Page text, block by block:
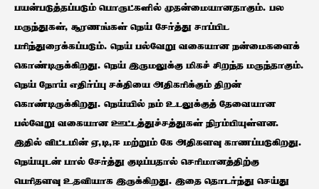
பயன்படுத்தப்படும் பொருட்களில் முதன்மையானதாகும். பல
மருந்துகள், சூரணங்கள் நெய் சேர்த்து சாப்பிட
பரிந்துரைக்கப்படும். நெய் பல்வேறு வகையான நன்மைகளைக்
கொண்டிருக்கிறது. நெய் இருமலுக்கு மிகச் சிறந்த மருந்தாகும்.
நெய் நோய் எதிர்ப்பு சக்தியை அதிகரிக்கும் திறன்
கொண்டிருக்கிறது. நெய்யில் நம் உடலுக்குத் தேவையான
பல்வேறு வகையான ஊட்டத்துச்சத்துகள் நிரம்பியுள்ளன.
இதில் விட்டமின் ஏ,டி,ஈ மற்றும் கே அதிகளவு காணப்படுகிறது.
நெய்யுடன் பால் சேர்த்து குடிப்பதால் செரிமானத்திற்கு
பெரிதளவு உதவியாக இருக்கிறது. இதை தொடர்ந்து செய்து